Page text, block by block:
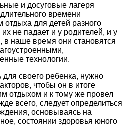
и досуговые лагеря
времени
для детей разного
не падает и у родителей, и у
в наше время они становятся
технологии.
для своего ребенка, нужно
чтобы он в итоге
отдыхом и к тому же провел
всего, следует определиться
основываясь на
состоянии здоровья юного